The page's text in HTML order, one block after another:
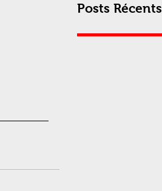
Posts Récents